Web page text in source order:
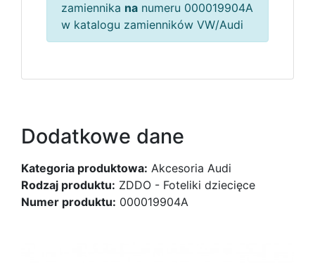
zamiennika na numeru 000019904A
w katalogu zamienników VW/Audi
Dodatkowe dane
Kategoria produktowa: Akcesoria Audi
Rodzaj produktu: ZDDO - Foteliki dziecięce
Numer produktu: 000019904A